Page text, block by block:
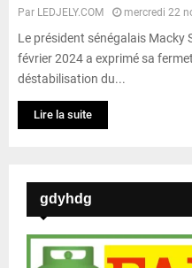
Par LEDJELY.COM mercredi 22
Le président sénégalais Macky
février 2024 a exprimé sa
déstabilisation du...
Lire la suite
gdyhdg